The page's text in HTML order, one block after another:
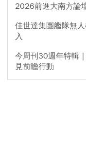
2026前進大南方論
佳世達集團艦隊無
入
今周刊30週年特輯
見前瞻行動